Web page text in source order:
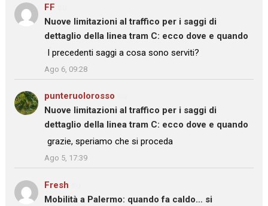
FF
Nuove limitazioni al traffico per i saggi di
dettaglio della linea tram C: ecco dove e quando
: “I precedenti saggi a cosa sono serviti?
Ago 6, 09:28
punteruolorosso
Nuove limitazioni al traffico per i saggi di
dettaglio della linea tram C: ecco dove e quando
: “
grazie, speriamo che si proceda
”
Ago 5, 17:39
Fresh
Mobilità a Palermo: quando fa caldo… si